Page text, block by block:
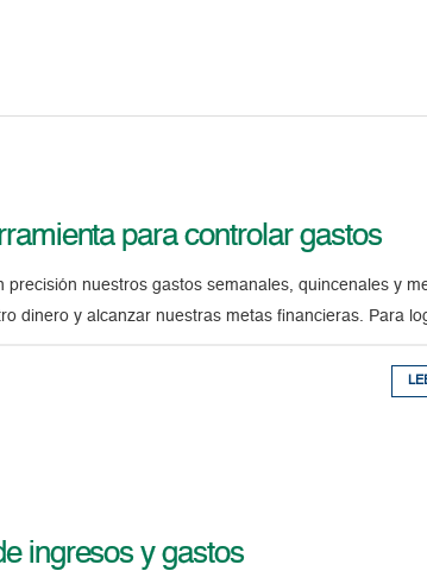
para controlar gastos
nuestros gastos semanales, quincenales y
dinero y alcanzar nuestras metas financieras. Para
ingresos y gastos